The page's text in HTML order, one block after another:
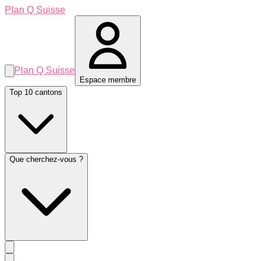
Plan Q Suisse
Plan Q Suisse
Espace membre
Top 10 cantons
Que cherchez-vous ?